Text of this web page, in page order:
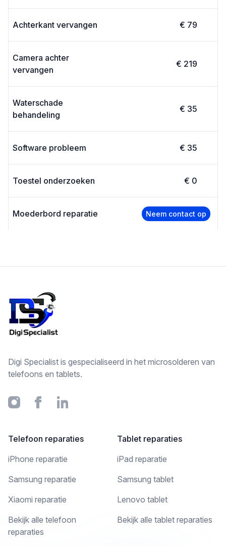
Achterkant vervangen € 79
Camera achter
vervangen
€ 219
Waterschade
behandeling
€ 35
Software probleem € 35
Toestel onderzoeken € 0
Moederbord reparatie Neem contact op
Digi Specialist is gespecialiseerd in het microsolderen van
telefoons en tablets.
InstagramFacebookLinkedin
Telefoon reparaties
iPhone reparatie
Samsung reparatie
Xiaomi reparatie
Bekijk alle telefoon
reparaties
Tablet reparaties
iPad reparatie
Samsung tablet
Lenovo tablet
Bekijk alle tablet reparaties